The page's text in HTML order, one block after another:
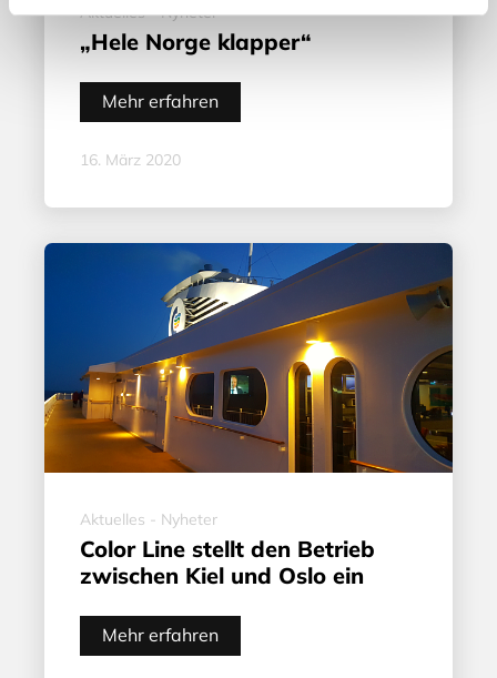
Aktuelles - Nyheter
„Hele Norge klapper“
Mehr erfahren
16. März 2020
Aktuelles - Nyheter
Color Line stellt den Betrieb
zwischen Kiel und Oslo ein
Mehr erfahren